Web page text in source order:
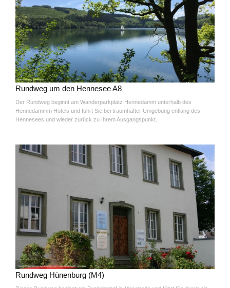
Rundweg um den Hennesee A8
Der Rundweg beginnt am Wanderparkplatz Hennedamm unterhalb des
Hennedammm Hotels und führt Sie bei traumhafter Umgebung entlang des
Hennesees und wieder zurück zu Ihrem Ausgangspunkt.
Rundweg Hünenburg (M4)